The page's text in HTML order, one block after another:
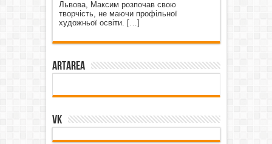
Львова, Максим розпочав свою
творчість, не маючи профільної
художньої освіти. […]
ArtArea
VK